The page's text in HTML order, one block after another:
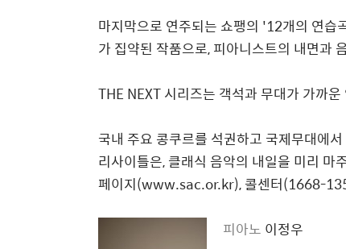
마지막으로 연주되는쇼팽의 '12개의 연습
가 집약된 작품으로,피아니스트의 내면과
THE NEXT시리즈는 객석과 무대가 가까
국내 주요 콩쿠르를 석권하고 국제무대에
리사이틀은,클래식 음악의 내일을 미리 마
페이지(www.sac.or.kr),콜센터(1668-
피아노 이정우